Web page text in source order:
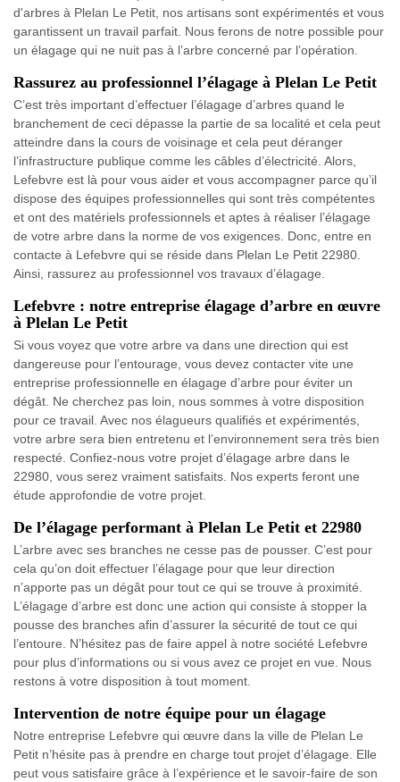
d'arbres à Plelan Le Petit, nos artisans sont expérimentés et vous
garantissent un travail parfait. Nous ferons de notre possible pour
un élagage qui ne nuit pas à l’arbre concerné par l’opération.
Rassurez au professionnel l’élagage à Plelan Le Petit
C’est très important d’effectuer l’élagage d’arbres quand le
branchement de ceci dépasse la partie de sa localité et cela peut
atteindre dans la cours de voisinage et cela peut déranger
l’infrastructure publique comme les câbles d’électricité. Alors,
Lefebvre est là pour vous aider et vous accompagner parce qu’il
dispose des équipes professionnelles qui sont très compétentes
et ont des matériels professionnels et aptes à réaliser l’élagage
de votre arbre dans la norme de vos exigences. Donc, entre en
contacte à Lefebvre qui se réside dans Plelan Le Petit 22980.
Ainsi, rassurez au professionnel vos travaux d’élagage.
Lefebvre : notre entreprise élagage d’arbre en œuvre
à Plelan Le Petit
Si vous voyez que votre arbre va dans une direction qui est
dangereuse pour l’entourage, vous devez contacter vite une
entreprise professionnelle en élagage d’arbre pour éviter un
dégât. Ne cherchez pas loin, nous sommes à votre disposition
pour ce travail. Avec nos élagueurs qualifiés et expérimentés,
votre arbre sera bien entretenu et l’environnement sera très bien
respecté. Confiez-nous votre projet d’élagage arbre dans le
22980, vous serez vraiment satisfaits. Nos experts feront une
étude approfondie de votre projet.
De l’élagage performant à Plelan Le Petit et 22980
L’arbre avec ses branches ne cesse pas de pousser. C’est pour
cela qu’on doit effectuer l’élagage pour que leur direction
n’apporte pas un dégât pour tout ce qui se trouve à proximité.
L’élagage d’arbre est donc une action qui consiste à stopper la
pousse des branches afin d’assurer la sécurité de tout ce qui
l’entoure. N’hésitez pas de faire appel à notre société Lefebvre
pour plus d’informations ou si vous avez ce projet en vue. Nous
restons à votre disposition à tout moment.
Intervention de notre équipe pour un élagage
Notre entreprise Lefebvre qui œuvre dans la ville de Plelan Le
Petit n’hésite pas à prendre en charge tout projet d’élagage. Elle
peut vous satisfaire grâce à l’expérience et le savoir-faire de son